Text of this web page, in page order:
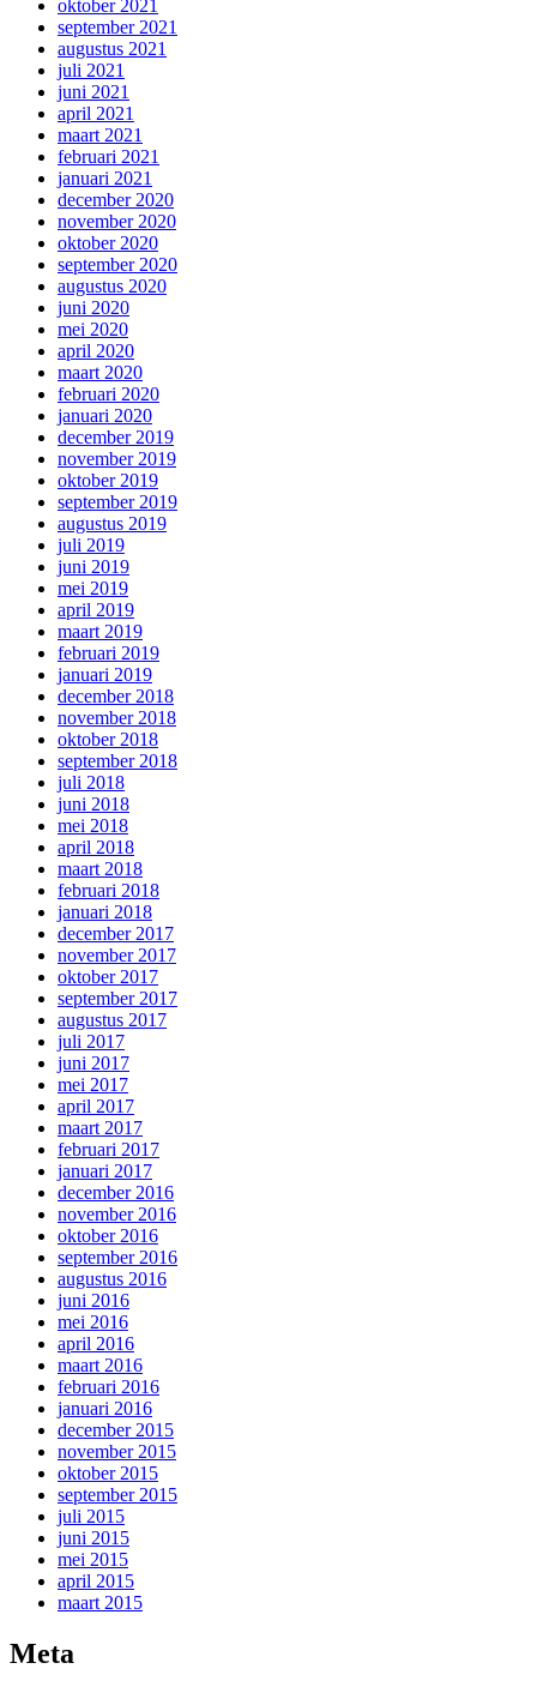
oktober 2021
september 2021
augustus 2021
juli 2021
juni 2021
april 2021
maart 2021
februari 2021
januari 2021
december 2020
november 2020
oktober 2020
september 2020
augustus 2020
juni 2020
mei 2020
april 2020
maart 2020
februari 2020
januari 2020
december 2019
november 2019
oktober 2019
september 2019
augustus 2019
juli 2019
juni 2019
mei 2019
april 2019
maart 2019
februari 2019
januari 2019
december 2018
november 2018
oktober 2018
september 2018
juli 2018
juni 2018
mei 2018
april 2018
maart 2018
februari 2018
januari 2018
december 2017
november 2017
oktober 2017
september 2017
augustus 2017
juli 2017
juni 2017
mei 2017
april 2017
maart 2017
februari 2017
januari 2017
december 2016
november 2016
oktober 2016
september 2016
augustus 2016
juni 2016
mei 2016
april 2016
maart 2016
februari 2016
januari 2016
december 2015
november 2015
oktober 2015
september 2015
juli 2015
juni 2015
mei 2015
april 2015
maart 2015
Meta